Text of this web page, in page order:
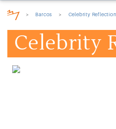
> Barcos > Celebrity Reflection
Celebrity